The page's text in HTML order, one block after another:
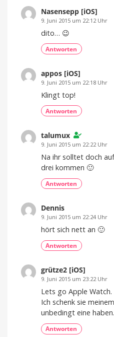
Nasensepp [iOS]
9. Juni 2015 um 22:12 Uhr
dito… 😉
Antworten
appos [iOS]
9. Juni 2015 um 22:18 Uhr
Klingt top!
Antworten
talumux
9. Juni 2015 um 22:22 Uhr
Na ihr solltet doch
drei kommen 🙂
Antworten
Dennis
9. Juni 2015 um 22:24 Uhr
hört sich nett an 🙂
Antworten
grütze2 [iOS]
9. Juni 2015 um 23:22 Uhr
Lets go Apple Watch.
Ich schenk sie
unbedingt eine haben.
Antworten